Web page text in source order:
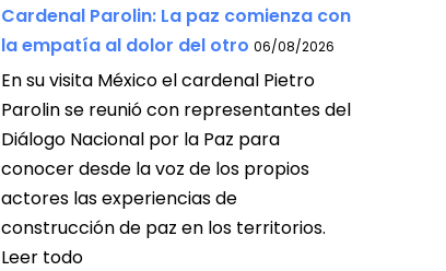
Cardenal Parolin: La paz comienza con
la empatía al dolor del otro 06/08/2026
En su visita México el cardenal Pietro
Parolin se reunió con representantes del
Diálogo Nacional por la Paz para
conocer desde la voz de los propios
actores las experiencias de
construcción de paz en los territorios.
Leer todo